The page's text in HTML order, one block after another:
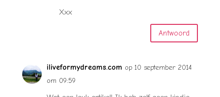
Xxx
Antwoord
iliveformydreams.com op 10 september 2014
om 09:59